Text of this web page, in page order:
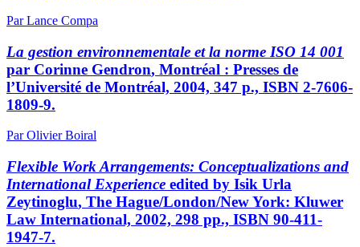
Par Lance Compa
La gestion environnementale et la norme ISO 14 001
par Corinne Gendron, Montréal : Presses de
l’Université de Montréal, 2004, 347 p., ISBN 2-7606-
1809-9.
Par Olivier Boiral
Flexible Work Arrangements: Conceptualizations and
International Experience edited by Isik Urla
Zeytinoglu, The Hague/London/New York: Kluwer
Law International, 2002, 298 pp., ISBN 90-411-
1947-7.